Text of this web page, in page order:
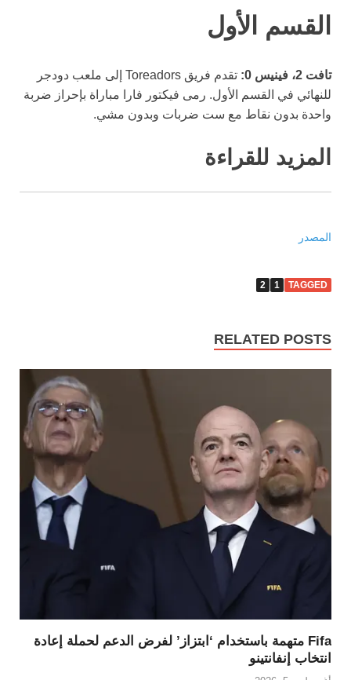
القسم الأول
تافت 2، فينيس 0:
تقدم فريق Toreadors إلى ملعب دودجر
للنهائي في القسم الأول. رمى فيكتور فارا مباراة بإحراز ضربة
واحدة بدون نقاط مع ست ضربات وبدون مشي.
المزيد للقراءة
المصدر
TAGGED
1
2
RELATED POSTS
Fifa متهمة باستخدام ‘ابتزاز’ لفرض الدعم لحملة إعادة
انتخاب إنفانتينو